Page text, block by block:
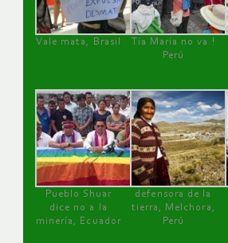
Vale mata, Brasil
Tía María no va !
Perú
Pueblo Shuar
dice no a la
minería, Ecuador
defensora de la
tierra, Melchora,
Perú